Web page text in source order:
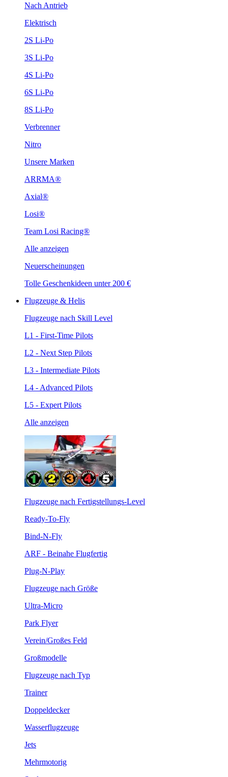
Nach Antrieb
Elektrisch
2S Li-Po
3S Li-Po
4S Li-Po
6S Li-Po
8S Li-Po
Verbrenner
Nitro
Unsere Marken
ARRMA®
Axial®
Losi®
Team Losi Racing®
Alle anzeigen
Neuerscheinungen
Tolle Geschenkideen unter 200 €
Flugzeuge & Helis
Flugzeuge nach Skill Level
L1 - First-Time Pilots
L2 - Next Step Pilots
L3 - Intermediate Pilots
L4 - Advanced Pilots
L5 - Expert Pilots
Alle anzeigen
Flugzeuge nach Fertigstellungs-Level
Ready-To-Fly
Bind-N-Fly
ARF - Beinahe Flugfertig
Plug-N-Play
Flugzeuge nach Größe
Ultra-Micro
Park Flyer
Verein/Großes Feld
Großmodelle
Flugzeuge nach Typ
Trainer
Doppeldecker
Wasserflugzeuge
Jets
Mehrmotorig